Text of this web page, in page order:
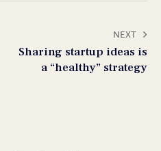
NEXT
Sharing startup ideas is
a “healthy” strategy